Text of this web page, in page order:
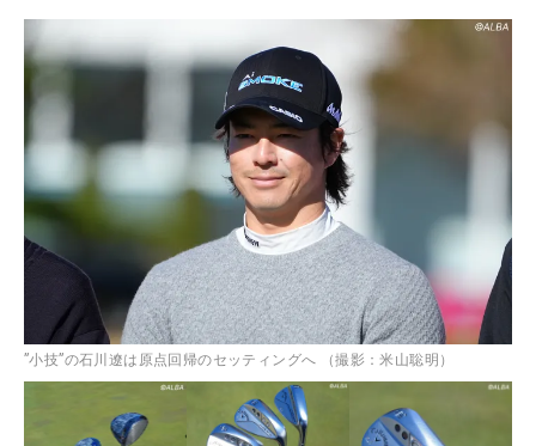
”小技”の石川遼は原点回帰のセッティングへ （撮影：米山聡明）